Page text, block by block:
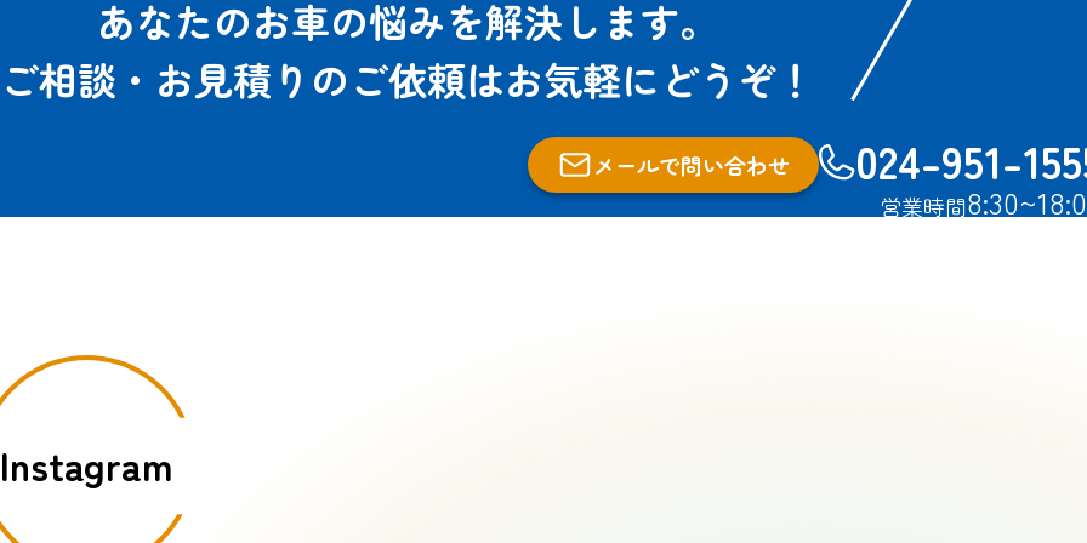
あなたのお車の悩みを解決します。
ご相談・お見積りのご依頼はお気軽にどうぞ！
メールで問い合わせ 024-951-
営業時間
Instagram